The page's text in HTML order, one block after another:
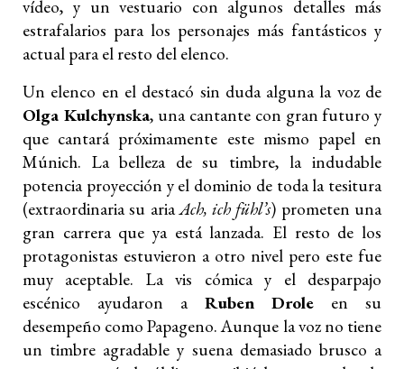
vídeo, y un vestuario con algunos detalles más
estrafalarios para los personajes más fantásticos y
actual para el resto del elenco.
Un elenco en el destacó sin duda alguna la voz de
Olga Kulchynska, una cantante con gran futuro y
que cantará próximamente este mismo papel en
Múnich. La belleza de su timbre, la indudable
potencia proyección y el dominio de toda la tesitura
(extraordinaria su ariaAch, ich fühl’s) prometen una
gran carrera que ya está lanzada. El resto de los
protagonistas estuvieron a otro nivel pero este fue
muy aceptable. La vis cómica y el desparpajo
escénico ayudaron a Ruben Drole en su
desempeño como Papageno. Aunque la voz no tiene
un timbre agradable y suena demasiado brusco a